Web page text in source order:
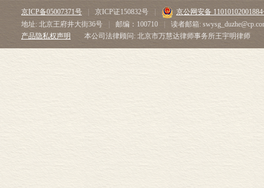
京ICP备05007371号 京ICP证150832号
京公网安备
地址: 北京王府井大街36号
邮编：100710
读者邮箱:
产品隐私权声明
本公司法律顾问: 北京市万慧达律师事务所王宇明律师